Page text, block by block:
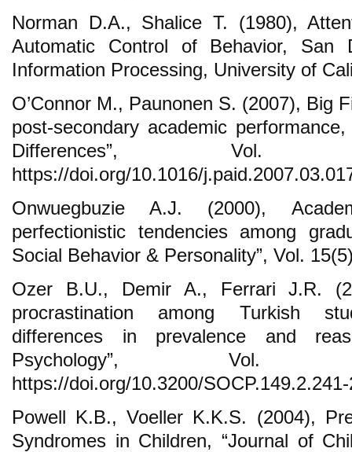
Norman D.A., Shalice T. (1980),
Automatic Control of Behavior, San
Information Processing, University of
O’Connor M., Paunonen S. (2007), Big
post-secondary academic
Differences”,
https://doi.org/10.1016/
Onwuegbuzie A.J. (2000),
perfectionistic tendencies among
Social Behavior & Personality”, Vol.
Ozer B.U., Demir A., Ferrari J.R.
procrastination among Turkish
differences in prevalence and
Psychology”, Vol.
https://doi.org/10.3200/
Powell K.B., Voeller K.K.S. (2004),
Syndromes in Children, “Journal of